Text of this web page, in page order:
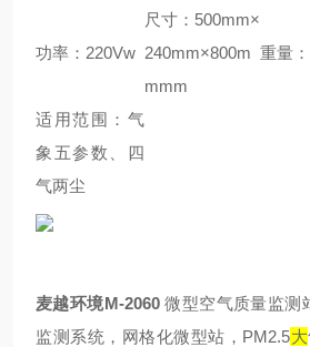
功率：220Vw
尺寸：500mm×
240mm×800m
mmm
重量
适用范围：气
象五参数、四
气两尘
麦越环境M-2060微型空气质量监测
监测系统，网格化微型站，PM2.5大